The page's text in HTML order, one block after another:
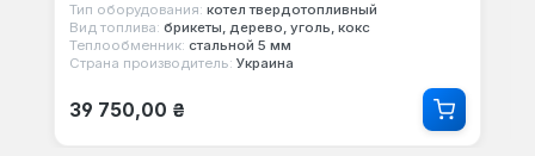
Тип оборудования: котел твердотопливный
Вид топлива: брикеты, дерево, уголь, кокс
Теплообменник: стальной 5 мм
Страна производитель: Украина
Обычная цена:
39 750,00 ₴